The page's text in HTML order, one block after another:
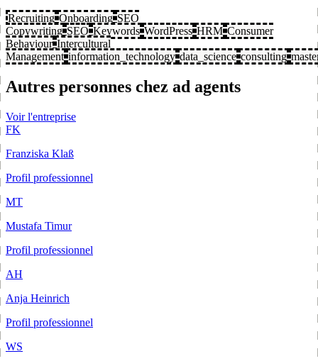
Recruiting Onboarding SEO
Copywriting SEO Keywords WordPress HRM Consumer
Behaviour Intercultural
Management information_technology data_science consulting
Autres personnes chez ad agents
Voir l'entreprise
FK
Franziska Klaß
Profil professionnel
MT
Mustafa Timur
Profil professionnel
AH
Anja Heinrich
Profil professionnel
WS